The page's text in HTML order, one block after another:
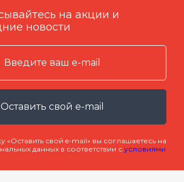
на акции и
новости
Оставить свой e-mail
«Оставить свой e-mail» вы соглашаетесь на
данных в соответствии с условиями